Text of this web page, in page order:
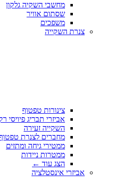
מחשבי השקיה גלקון
שסתום אוויר
משפכים
צנרת השקייה
צינורות טפטוף
אביזרי תבריג פיויסי
השקייה זעירה
מחברים לצנרת
ממטירי גיחה ומתזים
ממטרות ניידות
הצג עוד ←
אביזרי אינסטלציה